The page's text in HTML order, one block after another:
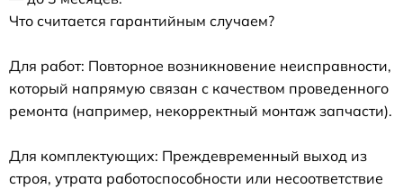
Что считается гарантийным случаем?
Для работ: Повторное возникновение неисправности,
который напрямую связан с качеством проведенного
ремонта (например, некорректный монтаж запчасти).
Для комплектующих: Преждевременный выход из
строя, утрата работоспособности или несоответствие